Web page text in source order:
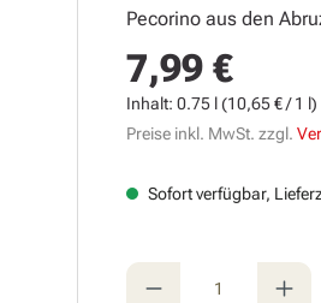
Pecorino aus den
Regulärer Preis:
7,99 €
Inhalt:0.75 l(10,65 € / 1 l)
Preise inkl. MwSt. zzgl.
Sofort verfügbar,
Produkt